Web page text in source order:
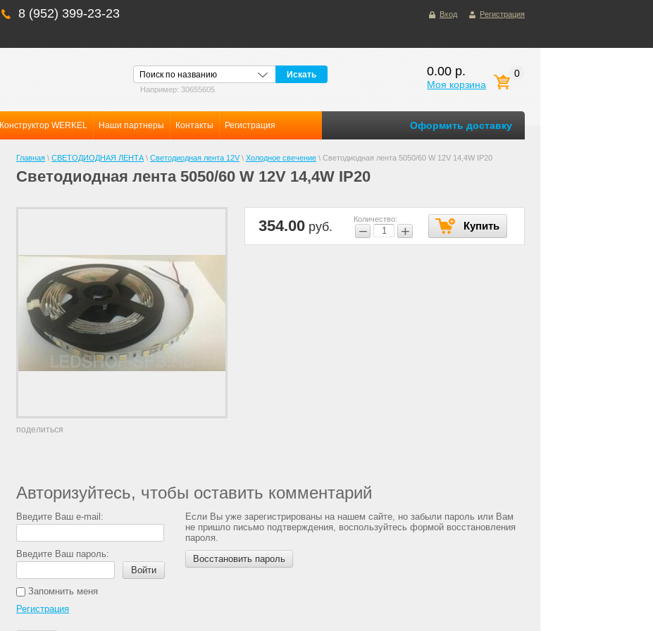
8 (952) 399-23-23 Вход Регистрация
0
0.00 р.
Моя корзина
Конструктор WERKEL Наши партнеры Контакты Регистрация Оформить доставку
Главная \ СВЕТОДИОДНАЯ ЛЕНТА \ Светодиодная лента 12V\ Холодное свечение \ Светодиодная лента 5050/60 W 12V 14,4W IP20
Светодиодная лента 5050/60 W 12V 14,4W IP20
поделиться
354.00 руб.
Количество:
− + Купить
Авторизуйтесь, чтобы оставить комментарий
Введите Ваш e-mail:
Введите Ваш пароль:
Войти
Запомнить меня
Регистрация
Если Вы уже зарегистрированы на нашем сайте, но забыли пароль или Вам
не пришло письмо подтверждения, воспользуйтесь формой восстановления
пароля.
Восстановить пароль